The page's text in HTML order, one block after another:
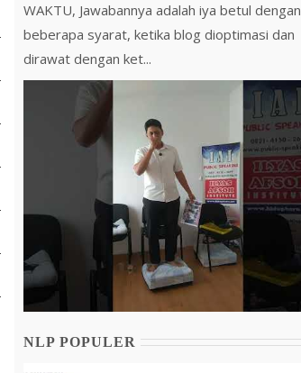
WAKTU, Jawabannya adalah iya betul dengan
beberapa syarat, ketika blog dioptimasi dan
dirawat dengan ket...
NLP POPULER